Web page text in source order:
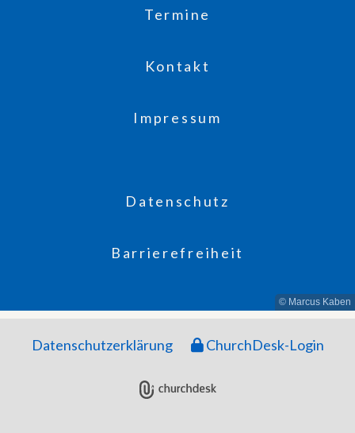
Termine
Kontakt
Impressum
Datenschutz
Barrierefreiheit
© Marcus Kaben
Datenschutzerklärung ChurchDesk-Login